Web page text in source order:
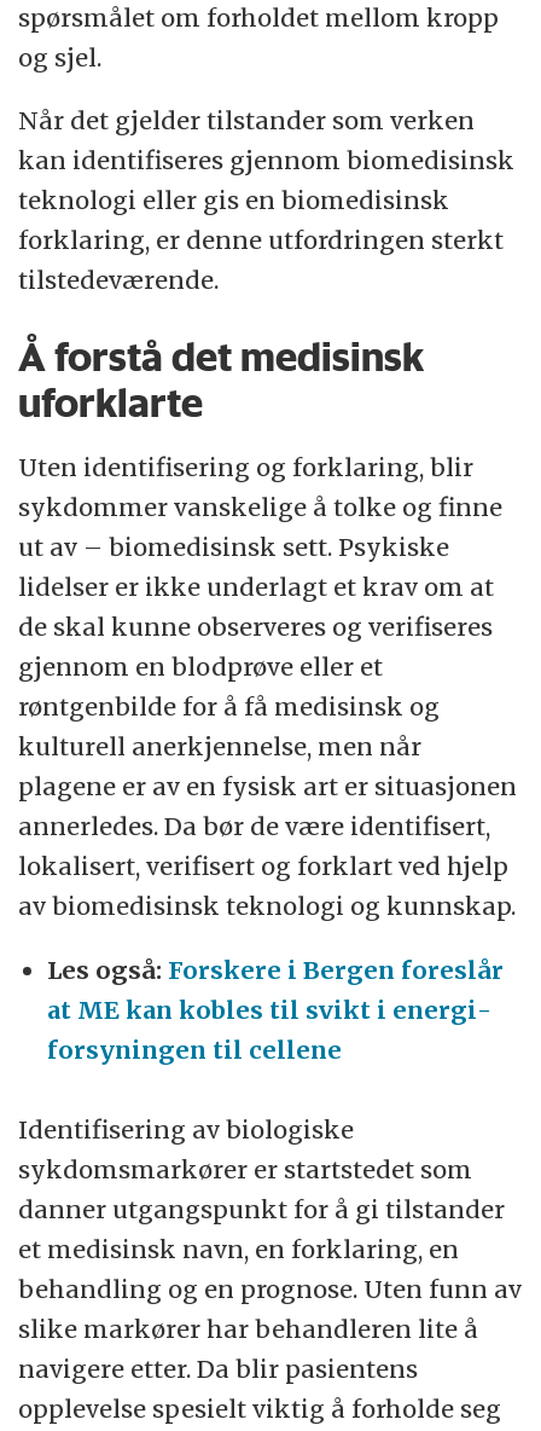
spørsmålet om forholdet mellom kropp
og sjel.
Når det gjelder tilstander som verken
kan identifiseres gjennom biomedisinsk
teknologi eller gis en biomedisinsk
forklaring, er denne utfordringen sterkt
tilstedeværende.
Å forstå det medisinsk
uforklarte
Uten identifisering og forklaring, blir
sykdommer vanskelige å tolke og finne
ut av – biomedisinsk sett. Psykiske
lidelser er ikke underlagt et krav om at
de skal kunne observeres og verifiseres
gjennom en blodprøve eller et
røntgenbilde for å få medisinsk og
kulturell anerkjennelse, men når
plagene er av en fysisk art er situasjonen
annerledes. Da bør de være identifisert,
lokalisert, verifisert og forklart ved hjelp
av biomedisinsk teknologi og kunnskap.
Les også:Forskere i Bergen foreslår
at ME kan kobles til svikt i energi­
forsyningen til cellene
Identifisering av biologiske
sykdomsmarkører er startstedet som
danner utgangspunkt for å gi tilstander
et medisinsk navn, en forklaring, en
behandling og en prognose. Uten funn av
slike markører har behandleren lite å
navigere etter. Da blir pasientens
opplevelse spesielt viktig å forholde seg